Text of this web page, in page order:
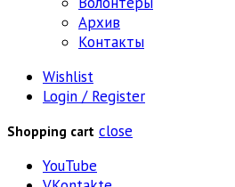
Архив
Контакты
Wishlist
Login / Register
Shopping cart close
YouTube